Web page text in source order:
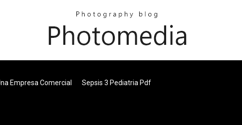
Empresa Comercial Sepsis 3 Pediatria Pdf